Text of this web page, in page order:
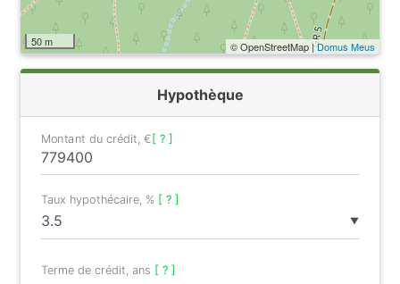
50 m © OpenStreetMap |Domus Meus
Hypothèque
Montant du crédit, €[ ? ]
▼
Taux hypothécaire, % [ ? ]
Terme de crédit, ans [ ? ]